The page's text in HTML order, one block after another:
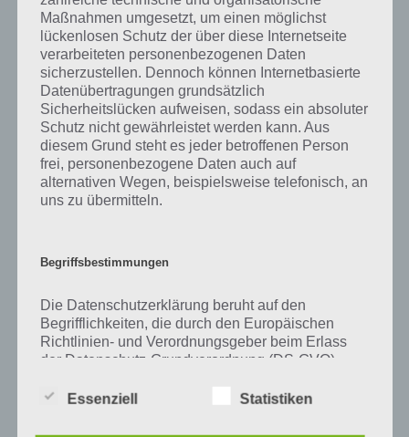
Zu Rad haben wir zunächst keine weiteren Informationen parat!
Auf WhatsApp teilen Teilen auf Facebook
Tweet auf Twitter
Mehr Artikel hier auf Touchportal
Maßnahmen umgesetzt, um einen möglichst
lückenlosen Schutz der über diese Internetseite
verarbeiteten personenbezogenen Daten
sicherzustellen. Dennoch können Internetbasierte
Datenübertragungen grundsätzlich
Sicherheitslücken aufweisen, sodass ein absoluter
Schutz nicht gewährleistet werden kann. Aus
diesem Grund steht es jeder betroffenen Person
frei, personenbezogene Daten auch auf
alternativen Wegen, beispielsweise telefonisch, an
uns zu übermitteln.
Begriffsbestimmungen
Die Datenschutzerklärung beruht auf den
Begrifflichkeiten, die durch den Europäischen
Richtlinien- und Verordnungsgeber beim Erlass
der Datenschutz-Grundverordnung (DS-GVO)
soll sowohl für die Öffentlichkeit als auch für
lesbar und verständlich sein. Um dies zu
Essenziell Statistiken